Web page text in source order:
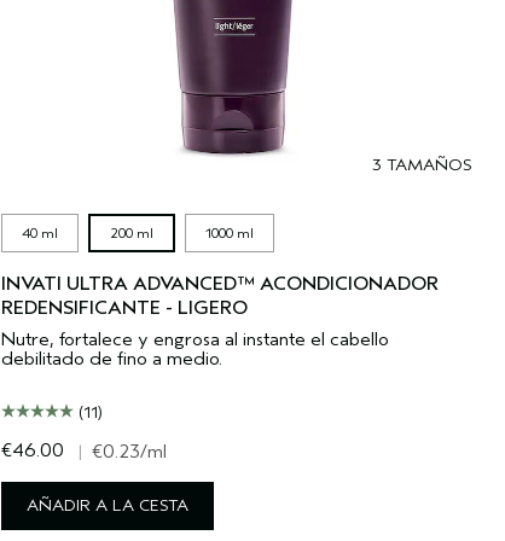
3 TAMAÑOS
40 ml 200 ml 1000 ml
INVATI ULTRA ADVANCED™ ACONDICIONADOR
REDENSIFICANTE - LIGERO
Nutre, fortalece y engrosa al instante el cabello
debilitado de fino a medio.
(11)
€46.00 | €0.23/ml
AÑADIR A LA CESTA